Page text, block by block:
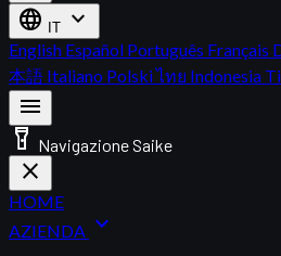
language
IT expand_more
English Español Português Français
本語 Italiano Polskiไทย Indonesia
menu
flashlight_on Navigazione Saike
close
HOME
AZIENDA expand_more